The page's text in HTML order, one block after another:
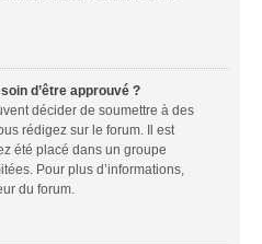
d’être approuvé ?
décider de soumettre à des
rédigez sur le forum. Il est
été placé dans un groupe
Pour plus d’informations,
du forum.